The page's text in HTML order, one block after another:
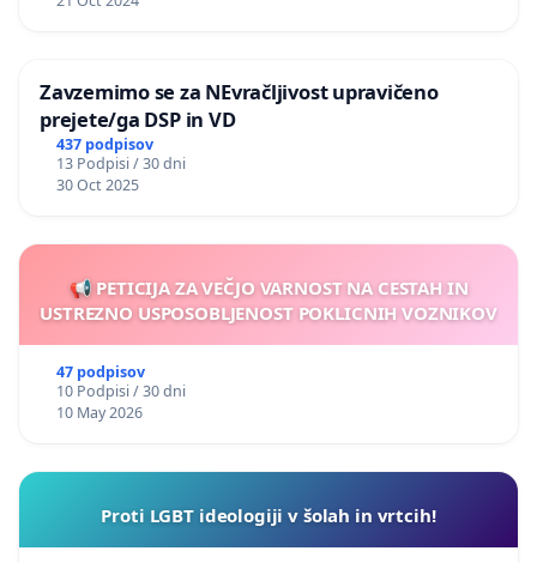
Zavzemimo se za NEvračljivost upravičeno
prejete/ga DSP in VD
437 podpisov
13 Podpisi / 30 dni
30 Oct 2025
📢 PETICIJA ZA VEČJO VARNOST NA CESTAH IN
USTREZNO USPOSOBLJENOST POKLICNIH VOZNIKOV
47 podpisov
10 Podpisi / 30 dni
10 May 2026
Proti LGBT ideologiji v šolah in vrtcih!